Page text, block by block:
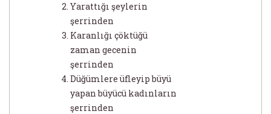
Yarattığı şeylerin
şerrinden
Karanlığı çöktüğü
zaman gecenin
şerrinden
Düğümlere üfleyip büyü
yapan büyücü kadınların
şerrinden